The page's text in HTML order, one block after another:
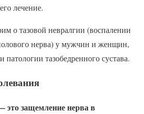
лечение.
о тазовой невралгии (воспалении
нерва) у мужчин и женщин,
патологии тазобедренного сустава.
это защемление нерва в